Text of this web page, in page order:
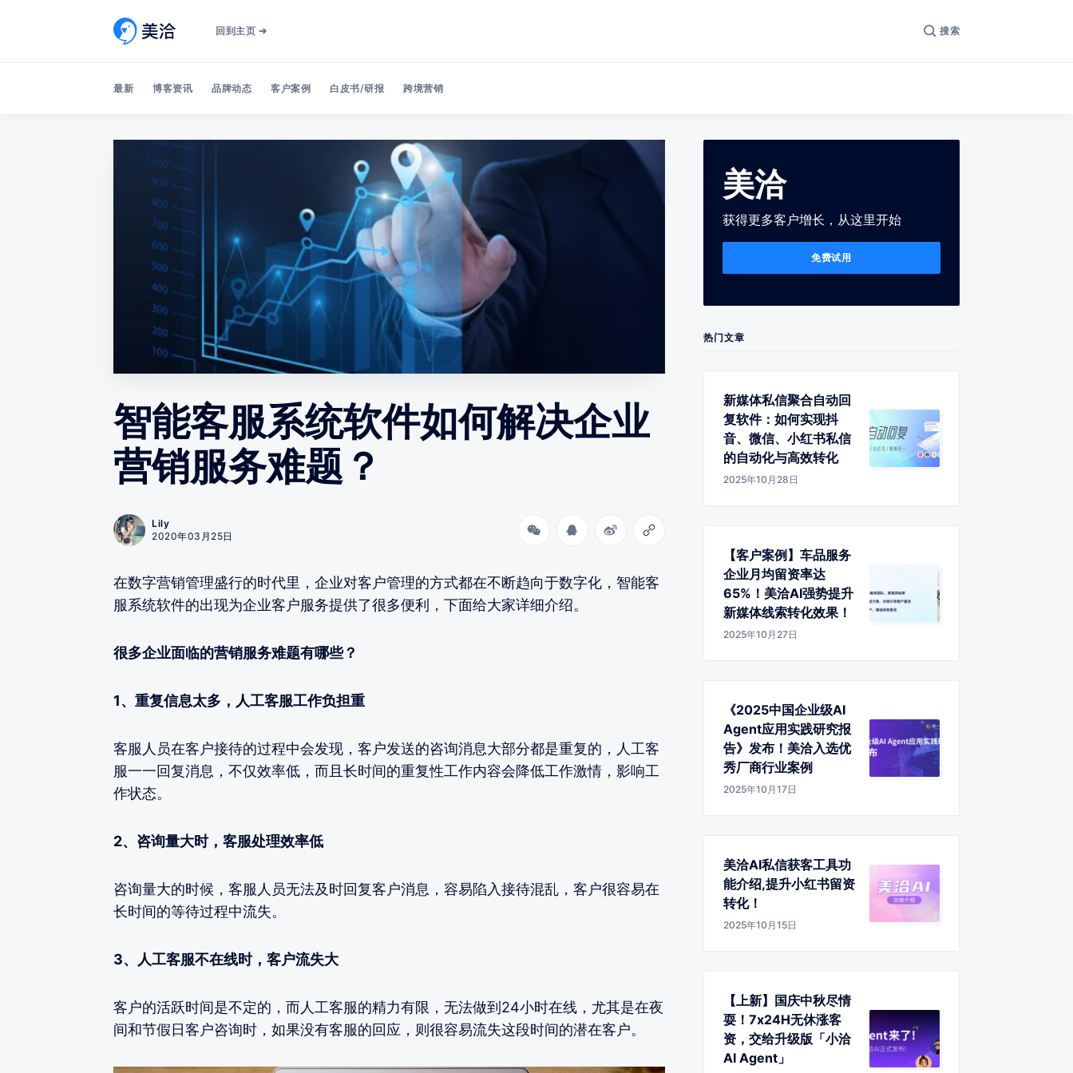
回到主页 ➔ 搜索
Search 美洽博客
最新 博客资讯 品牌动态 客户案例 白皮书/研报 跨境营销
智能客服系统软件如何解决企业
营销服务难题？
Lily
2020年03月25日
在数字营销管理盛行的时代里，企业对客户管理的方式都在不断趋向于数字化，智能客
服系统软件的出现为企业客户服务提供了很多便利，下面给大家详细介绍。
很多企业面临的营销服务难题有哪些？
1、重复信息太多，人工客服工作负担重
客服人员在客户接待的过程中会发现，客户发送的咨询消息大部分都是重复的，人工客
服一一回复消息，不仅效率低，而且长时间的重复性工作内容会降低工作激情，影响工
作状态。
2、咨询量大时，客服处理效率低
咨询量大的时候，客服人员无法及时回复客户消息，容易陷入接待混乱，客户很容易在
长时间的等待过程中流失。
3、人工客服不在线时，客户流失大
客户的活跃时间是不定的，而人工客服的精力有限，无法做到24小时在线，尤其是在夜
间和节假日客户咨询时，如果没有客服的回应，则很容易流失这段时间的潜在客户。
美洽
获得更多客户增长，从这里开始
免费试用
热门文章
新媒体私信聚合自动回
复软件：如何实现抖
音、微信、小红书私信
的自动化与高效转化
2025年10月28日
【客户案例】车品服务
企业月均留资率达
65%！美洽AI强势提升
新媒体线索转化效果！
2025年10月27日
《2025中国企业级AI
Agent应用实践研究报
告》发布！美洽入选优
秀厂商行业案例
2025年10月17日
美洽AI私信获客工具功
能介绍,提升小红书留资
转化！
2025年10月15日
【上新】国庆中秋尽情
耍！7x24H无休涨客
资，交给升级版「小洽
AI Agent」